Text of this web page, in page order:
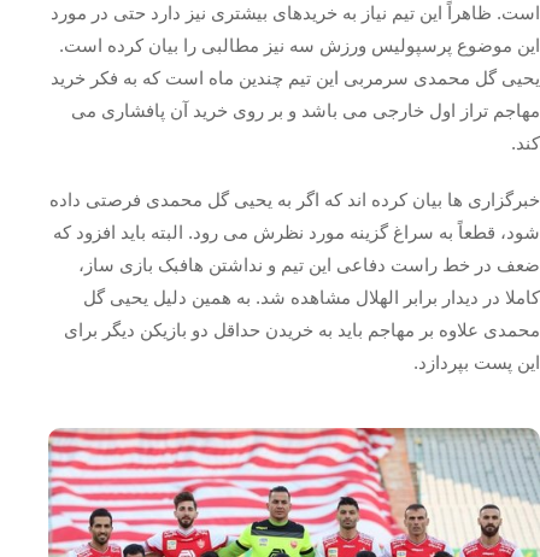
است. ظاهراً این تیم نیاز به خریدهای بیشتری نیز دارد حتی در مورد
این موضوع پرسپولیس ورزش سه نیز مطالبی را بیان کرده است.
یحیی گل محمدی سرمربی این تیم چندین ماه است که به فکر خرید
مهاجم تراز اول خارجی می باشد و بر روی خرید آن پافشاری می
کند.
خبرگزاری ها بیان کرده اند که اگر به یحیی گل محمدی فرصتی داده
شود، قطعاً به سراغ گزینه مورد نظرش می رود. البته باید افزود که
ضعف در خط راست دفاعی این تیم و نداشتن هافبک بازی ساز،
کاملا در دیدار برابر الهلال مشاهده شد. به همین دلیل یحیی گل
محمدی علاوه بر مهاجم باید به خریدن حداقل دو بازیکن دیگر برای
این پست بپردازد.